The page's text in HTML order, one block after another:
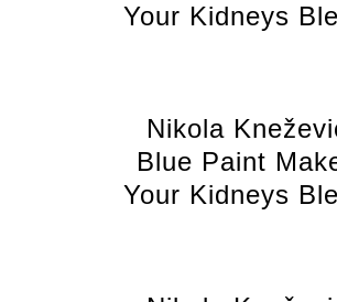
Your Kidneys
Nikola
Blue Paint
Your Kidneys